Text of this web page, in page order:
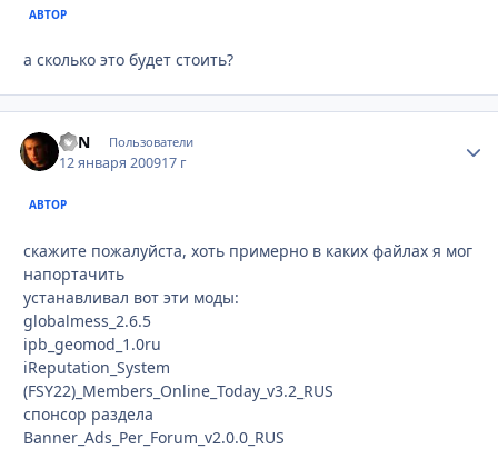
АВТОР
а сколько это будет стоить?
EVN Пользователи
12 января 200917 г
АВТОР
скажите пожалуйста, хоть примерно в каких файлах я мог
напортачить
устанавливал вот эти моды:
globalmess_2.6.5
ipb_geomod_1.0ru
iReputation_System
(FSY22)_Members_Online_Today_v3.2_RUS
спонсор раздела
Banner_Ads_Per_Forum_v2.0.0_RUS